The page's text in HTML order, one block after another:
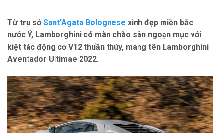
Từ trụ sởSant’Agata Bolognese xinh đẹp miền bắc
nước Ý, Lamborghini có màn chào sân ngoạn mục với
kiệt tác động cơ V12 thuần thúy, mang tên Lamborghini
Aventador Ultimae 2022.